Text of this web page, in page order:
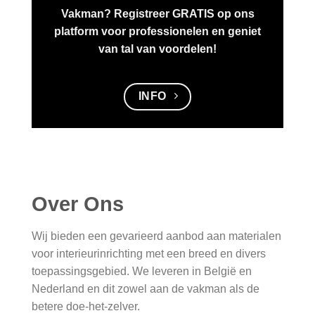
Vakman? Registreer GRATIS op ons
platform voor professionelen en geniet
van tal van voordelen!
INFO
Over Ons
Wij bieden een gevarieerd aanbod aan materialen
voor interieurinrichting met een breed en divers
toepassingsgebied. We leveren in België en
Nederland en dit zowel aan de vakman als de
betere doe-het-zelver.